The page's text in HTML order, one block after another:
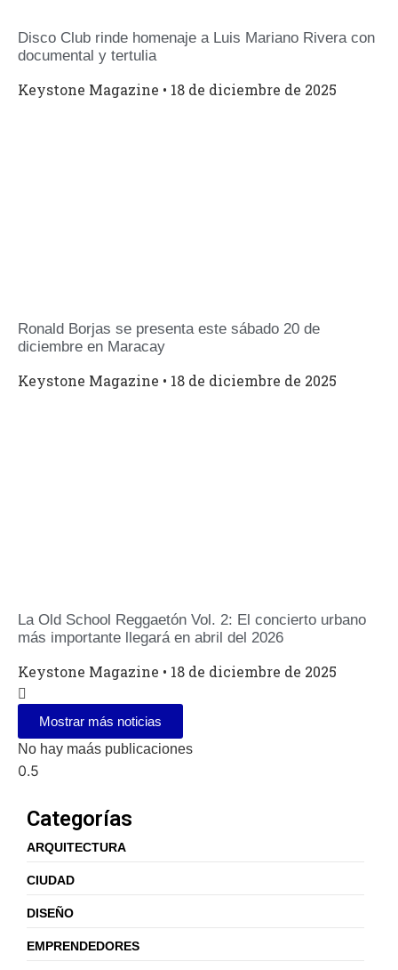
Disco Club rinde homenaje a Luis Mariano Rivera con
documental y tertulia
Keystone Magazine 18 de diciembre de 2025
Ronald Borjas se presenta este sábado 20 de
diciembre en Maracay
Keystone Magazine 18 de diciembre de 2025
La Old School Reggaetón Vol. 2: El concierto urbano
más importante llegará en abril del 2026
Keystone Magazine 18 de diciembre de 2025
Mostrar más noticias
No hay maás publicaciones
Categorías
ARQUITECTURA
CIUDAD
DISEÑO
EMPRENDEDORES